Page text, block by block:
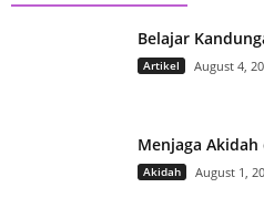
Belajar
Artikel August 4,
Menjaga
Akidah August 1,